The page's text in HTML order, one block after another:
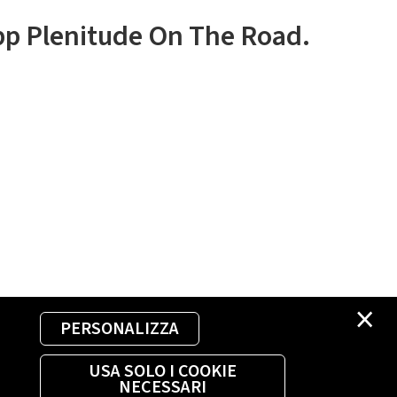
×
PERSONALIZZA
USA SOLO I COOKIE
NECESSARI
Plenitude On The Road.